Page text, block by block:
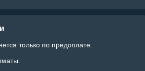
только по предоплате.